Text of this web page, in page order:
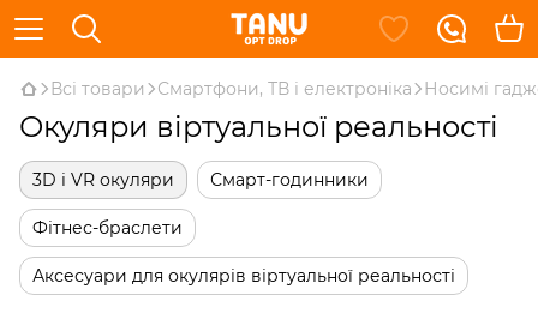
Всі товари Смартфони, ТВ і електроніка Носимі
Окуляри віртуальної реальності
3D і VR окуляри Смарт-годинники
Фітнес-браслети
Аксесуари для окулярів віртуальної реальності